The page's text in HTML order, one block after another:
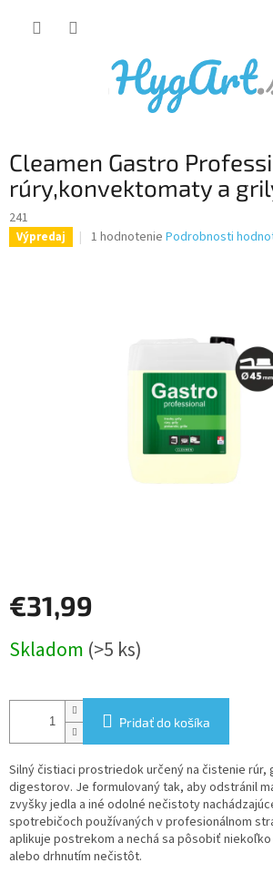
Cleamen Gastro
rúry,konvektomaty a
241
Výpredaj
Priemerné
1 hodnotenie Podrobnosti
€31,99
cena:
Skladom (>5 ks)
Pridať do košíka
Silný čistiaci prostriedok určený na čistenie rúr,
digestorov. Je formulovaný tak, aby odstránil
zvyšky jedla a iné odolné nečistoty
spotrebičoch používaných v profesionálnom
aplikuje postrekom a nechá sa pôsobiť
alebo drhnutím nečistôt.